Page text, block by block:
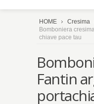
HOME Cresima
Bomboniera
chiave pace tau
Fantin